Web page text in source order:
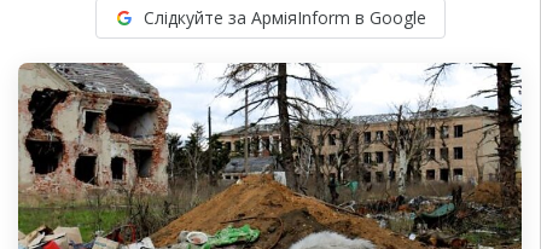
Слідкуйте за АрміяInform в Google